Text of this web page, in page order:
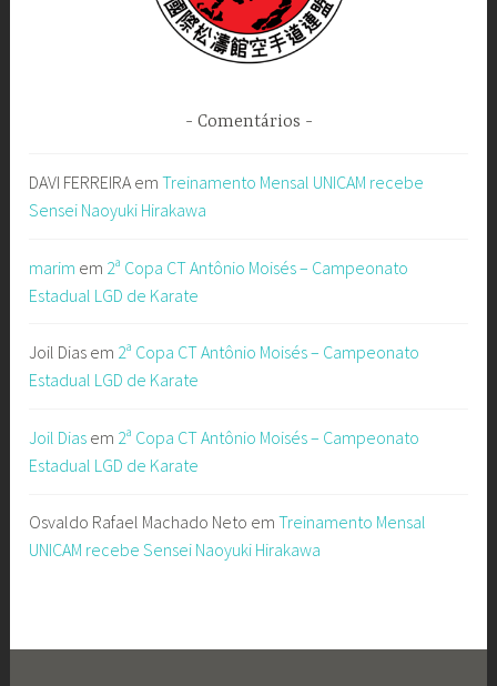
Comentários
DAVI FERREIRA emTreinamento Mensal UNICAM recebe
Sensei Naoyuki Hirakawa
marim em 2ª Copa CT Antônio Moisés – Campeonato
Estadual LGD de Karate
Joil Dias em 2ª Copa CT Antônio Moisés – Campeonato
Estadual LGD de Karate
Joil Dias em 2ª Copa CT Antônio Moisés – Campeonato
Estadual LGD de Karate
Osvaldo Rafael Machado Neto emTreinamento Mensal
UNICAM recebe Sensei Naoyuki Hirakawa